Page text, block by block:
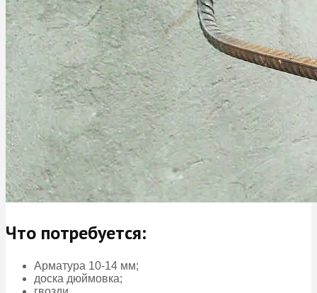
Что потребуется:
Арматура 10-14 мм;
доска дюймовка;